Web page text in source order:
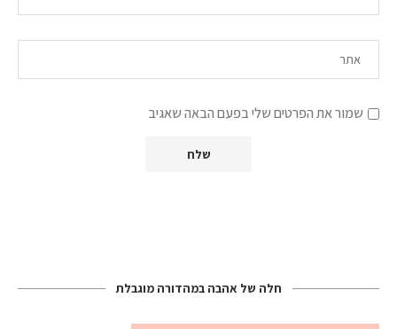
שמור את הפרטים שלי בפעם הבאה שאגיב
חלה של אהבה במהדורה מוגבלת